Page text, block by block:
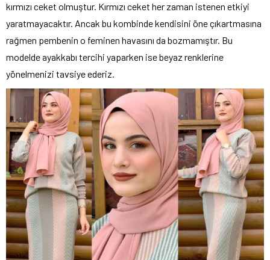
kırmızı ceket olmuştur. Kırmızı ceket her zaman istenen etkiyi
yaratmayacaktır. Ancak bu kombinde kendisini öne çıkartmasına
rağmen pembenin o feminen havasını da bozmamıştır. Bu
modelde ayakkabı tercihi yaparken ise beyaz renklerine
yönelmenizi tavsiye ederiz.